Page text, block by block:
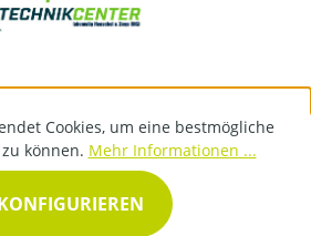
Cookies, um eine bestmögliche
können. Mehr Informationen ...